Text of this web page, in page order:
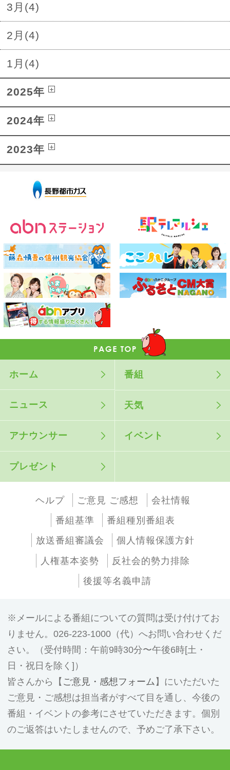
3月(4)
2月(4)
1月(4)
2025年
2024年
2023年
ホーム 番組
ニュース 天気
アナウンサー イベント
プレゼント
ヘルプ ご意見 ご感想
会社情報
番組基準
番組種別番組表
放送番組審議会
個人情報保護方針
人権基本姿勢
反社会的勢力排除
後援等名義申請
メールによる番組についての質問は受け付けてお
りません。026-223-1000（代）へお問い合わせくだ
さい。（受付時間：午前9時30分〜午後6時[土・
日・祝日を除く]）
皆さんから【 ご意見・感想フォーム 】にいただいた
ご意見・ご感想は担当者がすべて目を通し、今後の
番組・イベントの参考にさせていただきます。個別
のご返答はいたしませんので、予めご了承下さい。